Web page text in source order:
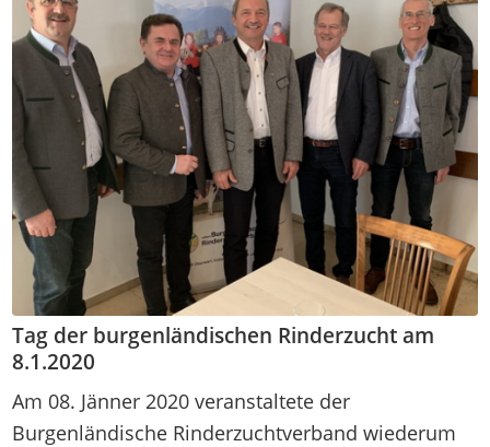
Tag der burgenländischen Rinderzucht am
8.1.2020
Am 08. Jänner 2020 veranstaltete der
Burgenländische Rinderzuchtverband wiederum